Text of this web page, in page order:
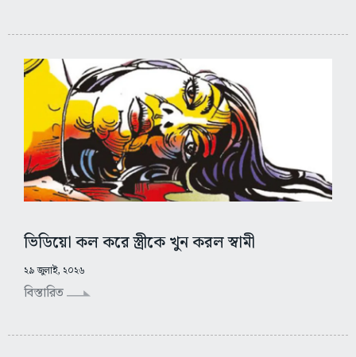
ভিডিয়ো কল করে স্ত্রীকে খুন করল স্বামী
২৯ জুলাই, ২০২৬
বিস্তারিত